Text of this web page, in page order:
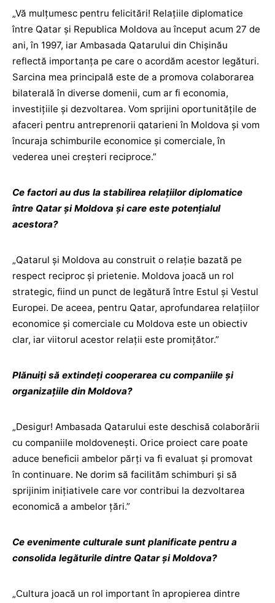
„Vă mulțumesc pentru felicitări! Relațiile diplomatice
între Qatar și Republica Moldova au început acum 27 de
ani, în 1997, iar Ambasada Qatarului din Chișinău
reflectă importanța pe care o acordăm acestor legături.
Sarcina mea principală este de a promova colaborarea
bilaterală în diverse domenii, cum ar fi economia,
investițiile și dezvoltarea. Vom sprijini oportunitățile de
afaceri pentru antreprenorii qatarieni în Moldova și vom
încuraja schimburile economice și comerciale, în
vederea unei creșteri reciproce.”
Ce factori au dus la stabilirea relațiilor diplomatice
între Qatar și Moldova și care este potențialul
acestora?
„Qatarul și Moldova au construit o relație bazată pe
respect reciproc și prietenie. Moldova joacă un rol
strategic, fiind un punct de legătură între Estul și Vestul
Europei. De aceea, pentru Qatar, aprofundarea relațiilor
economice și comerciale cu Moldova este un obiectiv
clar, iar viitorul acestor relații este promițător.”
Plănuiți să extindeți cooperarea cu companiile și
organizațiile din Moldova?
„Desigur! Ambasada Qatarului este deschisă colaborării
cu companiile moldovenești. Orice proiect care poate
aduce beneficii ambelor părți va fi evaluat și promovat
în continuare. Ne dorim să facilităm schimburi și să
sprijinim inițiativele care vor contribui la dezvoltarea
economică a ambelor țări.”
Ce evenimente culturale sunt planificate pentru a
consolida legăturile dintre Qatar și Moldova?
„Cultura joacă un rol important în apropierea dintre